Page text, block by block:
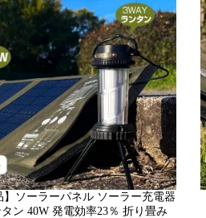
】ソーラーパネル ソーラー充電器
ン 40W 発電効率23％ 折り畳み